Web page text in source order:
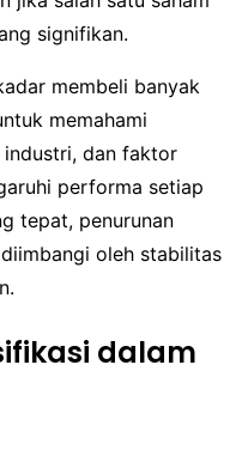
signifikan.
membeli banyak
memahami
industri, dan faktor
performa setiap
tepat, penurunan
oleh stabilitas
dalam